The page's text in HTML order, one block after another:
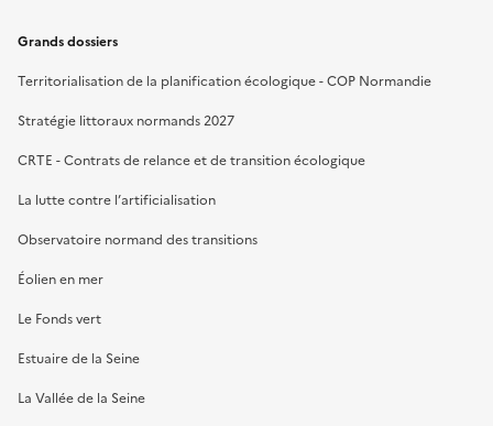
Grands dossiers
Territorialisation de la planification écologique - COP Normandie
Stratégie littoraux normands 2027
CRTE - Contrats de relance et de transition écologique
La lutte contre l’artificialisation
Observatoire normand des transitions
Éolien en mer
Le Fonds vert
Estuaire de la Seine
La Vallée de la Seine